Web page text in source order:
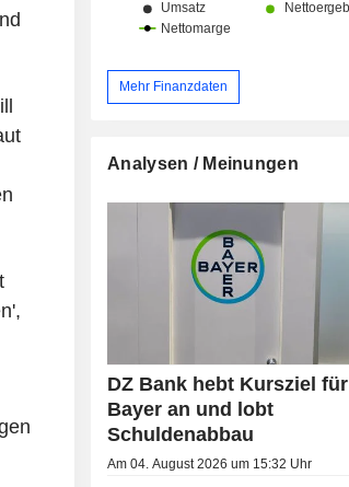
Mehr Finanzdaten
Analysen / Meinungen
DZ Bank hebt Kursziel für
Bayer an und lobt
Schuldenabbau
Am 04. August 2026 um 15:32 Uhr